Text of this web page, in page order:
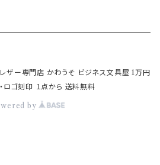
レザー専門店 かわうそ ビジネス文具屋 1万円
ロゴ刻印 １点から 送料無料
by